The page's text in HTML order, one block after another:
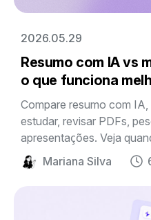
Mariana Silva
2026.05.29
Resumo com IA vs
o que funciona
pesquisa
Compare resumo com
estudar, revisar PDFs,
apresentações. Veja
como o Mapify organiza
mapa visual editável.